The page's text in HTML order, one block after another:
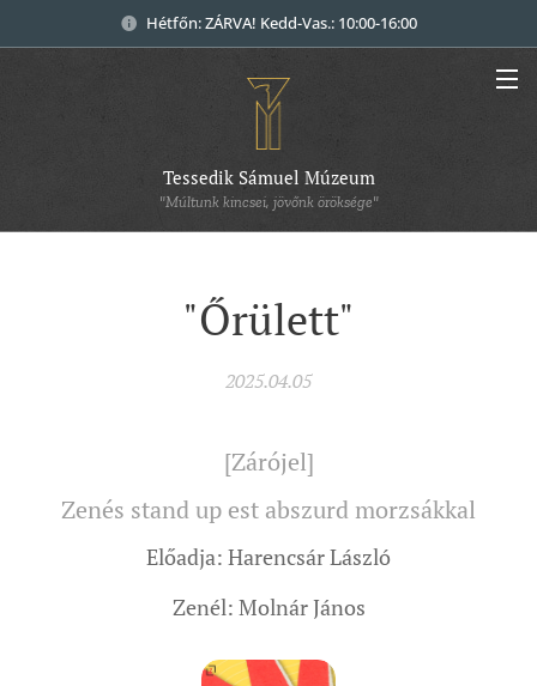
Hétfőn: ZÁRVA! Kedd-Vas.: 10:00-16:00
Tessedik Sámuel Múzeum
"Múltunk kincsei, jövőnk öröksége"
"Őrülett"
2025.04.05
[Zárójel]
Zenés stand up est abszurd morzsákkal
Előadja: Harencsár László
Zenél: Molnár János